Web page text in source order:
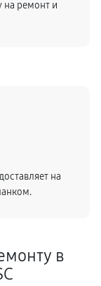
на ремонт и
на
в